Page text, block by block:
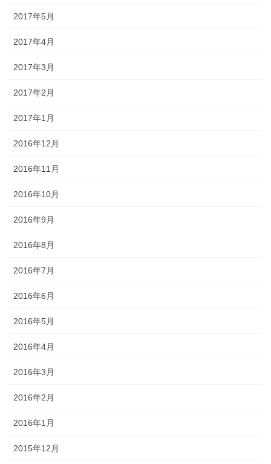
2017年5月
2017年4月
2017年3月
2017年2月
2017年1月
2016年12月
2016年11月
2016年10月
2016年9月
2016年8月
2016年7月
2016年6月
2016年5月
2016年4月
2016年3月
2016年2月
2016年1月
2015年12月